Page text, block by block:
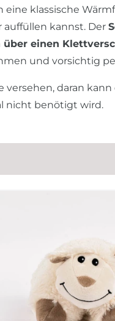
klassische
kannst. Der
über einen
und vorsichtig
daran
nicht benötigt wird.